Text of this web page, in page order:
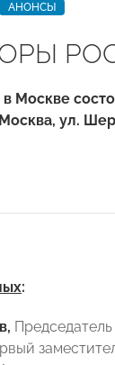
АНОНСЫ
в Москве
ул.
: